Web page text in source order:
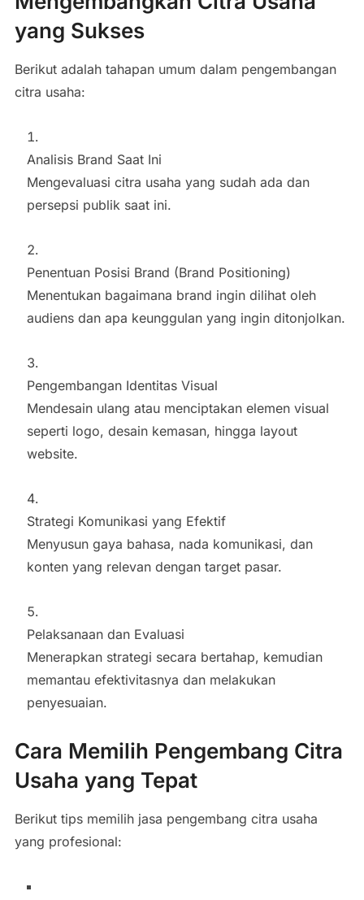
yang Sukses
Berikut adalah tahapan umum dalam pengembangan
citra usaha:
Analisis Brand Saat Ini
Mengevaluasi citra usaha yang sudah ada dan
persepsi publik saat ini.
Penentuan Posisi Brand (Brand Positioning)
Menentukan bagaimana brand ingin dilihat oleh
audiens dan apa keunggulan yang ingin ditonjolkan.
Pengembangan Identitas Visual
Mendesain ulang atau menciptakan elemen visual
seperti logo, desain kemasan, hingga layout
website.
Strategi Komunikasi yang Efektif
Menyusun gaya bahasa, nada komunikasi, dan
konten yang relevan dengan target pasar.
Pelaksanaan dan Evaluasi
Menerapkan strategi secara bertahap, kemudian
memantau efektivitasnya dan melakukan
penyesuaian.
Cara Memilih Pengembang Citra
Usaha yang Tepat
Berikut tips memilih jasa pengembang citra usaha
yang profesional: